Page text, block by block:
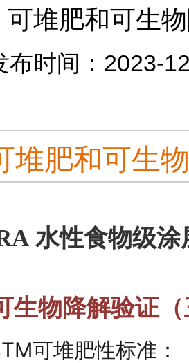
可堆肥和可生
布时间：2023-
堆肥和可生
水性食物级
生物降解验证
可堆肥性标准：